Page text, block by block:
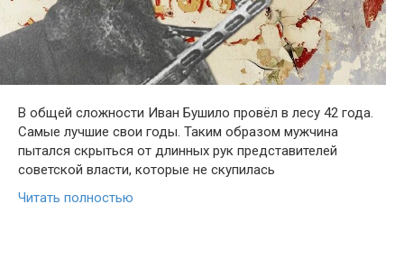
В общей сложности Иван Бушило провёл в лесу 42 года.
Самые лучшие свои годы. Таким образом мужчина
пытался скрыться от длинных рук представителей
советской власти, которые не скупилась
Читать полностью